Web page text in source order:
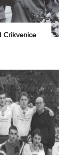
Crikvenice